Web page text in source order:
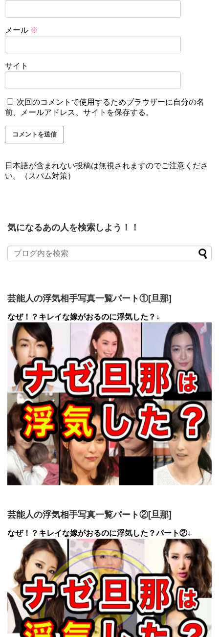
メール ※
サイト
次回のコメントで使用するためブラウザーに自分の名
前、メールアドレス、サイトを保存する。
日本語が含まれない投稿は無視されますのでご注意くださ
い。（スパム対策）
気になるあの人を検索しよう！！
芸能人の浮気相手写真一覧パート①[旦那]
なぜ！？キレイな嫁がおるのに浮気した？↓
芸能人の浮気相手写真一覧パート②[旦那]
なぜ！？キレイな嫁がおるのに浮気した？パート②↓